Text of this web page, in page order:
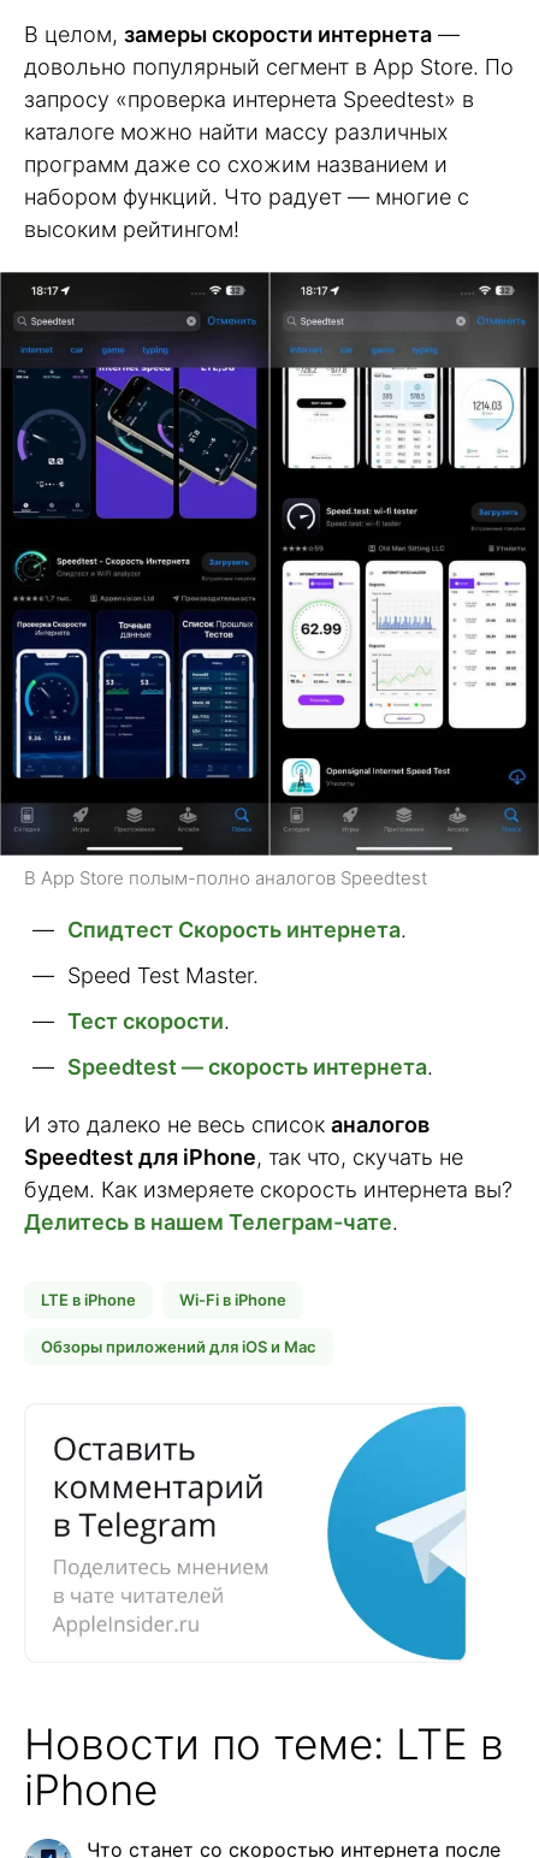
В целом, замеры скорости интернета —
довольно популярный сегмент в App Store. По
запросу «проверка интернета Speedtest» в
каталоге можно найти массу различных
программ даже со схожим названием и
набором функций. Что радует — многие с
высоким рейтингом!
В App Store полым-полно аналогов Speedtest
Спидтест Скорость интернета.
Speed Test Master.
Тест скорости.
Speedtest — скорость интернета.
И это далеко не весь список аналогов
Speedtest для iPhone, так что, скучать не
будем. Как измеряете скорость интернета вы?
Делитесь в нашем Телеграм-чате.
LTE в iPhone Wi-Fi в iPhone
Обзоры приложений для iOS и Mac
Новости по теме: LTE в
iPhone
Что станет со скоростью интернета после